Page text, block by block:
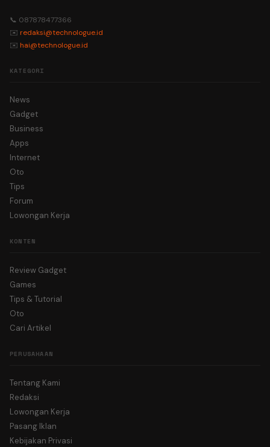
📞 087878477366
✉️ redaksi@technologue.id
✉️ hai@technologue.id
KATEGORI
News
Gadget
Business
Apps
Internet
Oto
Tips
Forum
Lowongan Kerja
KONTEN
Review Gadget
Games
Tips & Tutorial
Oto
Cari Artikel
PERUSAHAAN
Tentang Kami
Redaksi
Lowongan Kerja
Pasang Iklan
Kebijakan Privasi